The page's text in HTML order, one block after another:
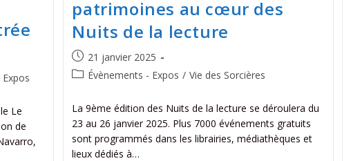
Le
de
patrimoines au cœur des
Nuits de la lecture
21 janvier 2025
Évènements - Expos / Vie des Sorcières
La 9ème édition des Nuits de la lecture se déroulera du
23 au 26 janvier 2025. Plus 7000 événements gratuits
sont programmés dans les librairies, médiathèques et
lieux dédiés à…